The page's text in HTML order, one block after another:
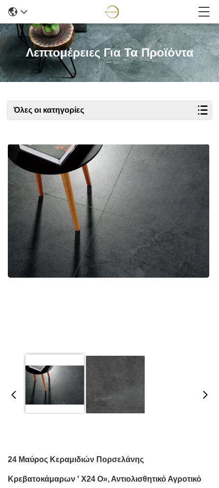
Λεπτομέρειες Για Τα Προϊόντα
Όλες οι κατηγορίες
24 Μαύρος Κεραμιδιών Πορσελάνης
Κρεβατοκάμαρων ' X24 Ο», Αντιολισθητικό Αγροτικό